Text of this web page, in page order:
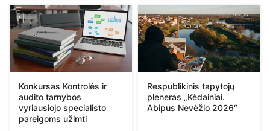
Konkursas Kontrolės ir
audito tarnybos
vyriausiojo specialisto
pareigoms užimti
Respublikinis tapytojų
pleneras „Kėdainiai.
Abipus Nevėžio 2026“